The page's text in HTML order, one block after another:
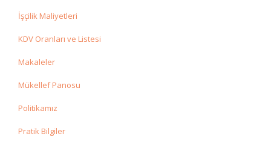
İşçilik Maliyetleri
KDV Oranları ve Listesi
Makaleler
Mükellef Panosu
Politikamız
Pratik Bilgiler